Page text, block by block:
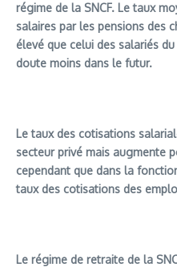
régime de la SNCF. Le taux
salaires par les pensions des
élevé que celui des salariés
doute moins dans le futur.
Le taux des cotisations
secteur privé mais augmente
cependant que dans la
taux des cotisations des
Le régime de retraite de la